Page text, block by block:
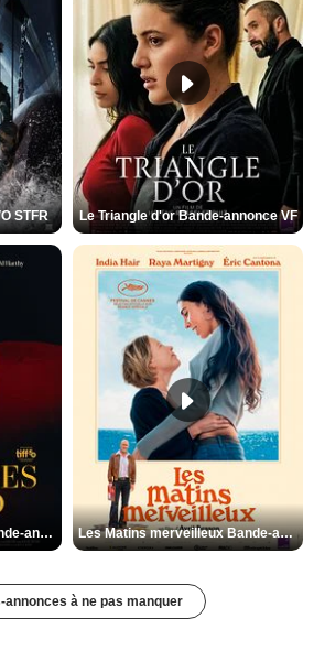
STFR Le Triangle d'or Bande-annonce VF
Les Silences de Riyad Bande-annonce VO STFR Les Matins merveilleux Bande-annonce VF
annonces à ne pas manquer